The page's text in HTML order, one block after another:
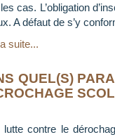
cas. L’obligation
A défaut de s’y
suite...
QUEL(S)
lutte contre le